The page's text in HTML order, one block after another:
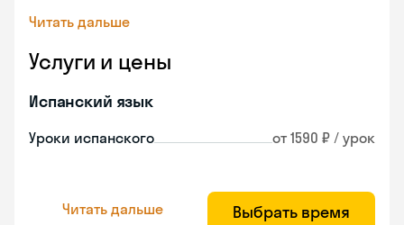
Читать дальше
Услуги и цены
Испанский язык
Уроки испанского от 1590 ₽ / урок
Читать дальше Выбрать время